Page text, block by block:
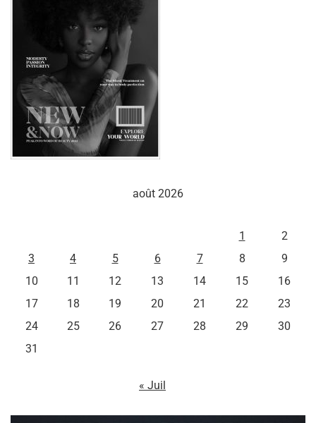
août 2026
1
2
3
4 5 6 7 8
9
10
11 12 13 14 15
16
17
18 19 20 21 22
23
24
25 26 27 28 29
30
31
« Juil